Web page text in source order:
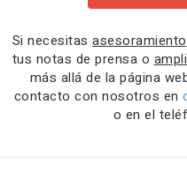
Si necesitas asesoramiento
tus notas de prensa o
más allá de la página
contacto con nosotros en
o en el